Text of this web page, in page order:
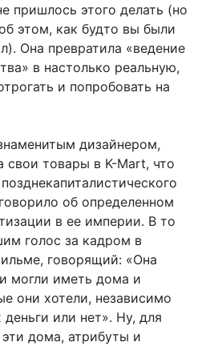
пришлось этого делать (но
этом, как будто вы были
Она превратила «ведение
в настолько реальную,
и попробовать на
дизайнером,
свои товары в K-Mart, что
об определенном
в ее империи. В то
голос за кадром в
говорящий: «Она
могли иметь дома и
они хотели, независимо
деньги или нет». Ну, для
дома, атрибуты и